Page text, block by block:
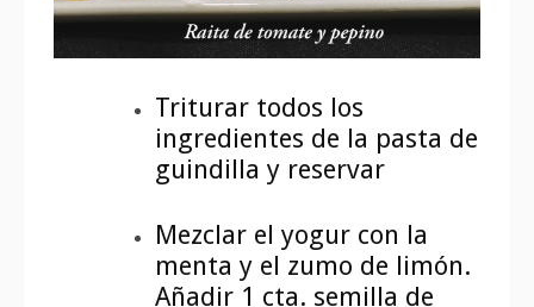
Triturar todos los
ingredientes de la pasta de
guindilla y reservar
Mezclar el yogur con la
menta y el zumo de limón.
Añadir 1 cta. semilla de